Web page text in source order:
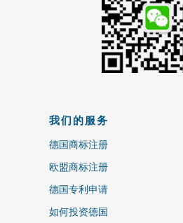
我们的服务
德国商标注册
欧盟商标注册
德国专利申请
如何投资德国